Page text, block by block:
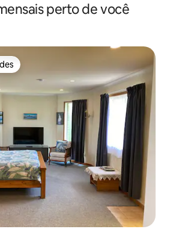
perto de você